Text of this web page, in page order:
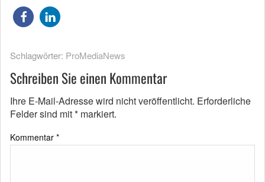
Schlagwörter: ProMediaNews
Schreiben Sie einen Kommentar
Ihre E-Mail-Adresse wird nicht veröffentlicht. Erforderliche
Felder sind mit* markiert.
Kommentar *